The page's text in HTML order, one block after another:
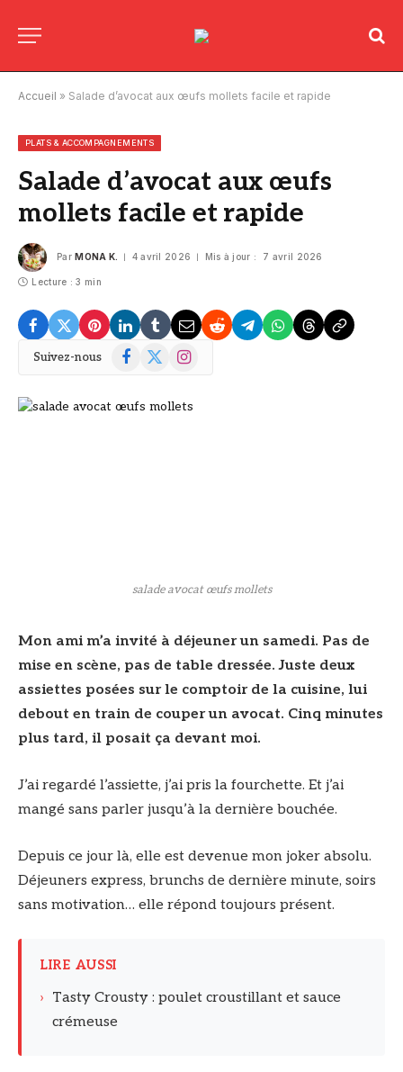
Accueil » Salade d’avocat aux œufs mollets facile et rapide
PLATS & ACCOMPAGNEMENTS
Salade d’avocat aux œufs
mollets facile et rapide
Par MONA K. 4 avril 2026 Mis à jour : 7 avril 2026
Lecture : 3 min
Suivez-nous Facebook
X
Instagram
salade avocat œufs mollets
Mon ami m’a invité à déjeuner un samedi. Pas de
mise en scène, pas de table dressée. Juste deux
assiettes posées sur le comptoir de la cuisine, lui
debout en train de couper un avocat. Cinq minutes
plus tard, il posait ça devant moi.
J’ai regardé l’assiette, j’ai pris la fourchette. Et j’ai
mangé sans parler jusqu’à la dernière bouchée.
Depuis ce jour là, elle est devenue mon joker absolu.
Déjeuners express, brunchs de dernière minute, soirs
sans motivation… elle répond toujours présent.
LIRE AUSSI
› Tasty Crousty : poulet croustillant et sauce
crémeuse